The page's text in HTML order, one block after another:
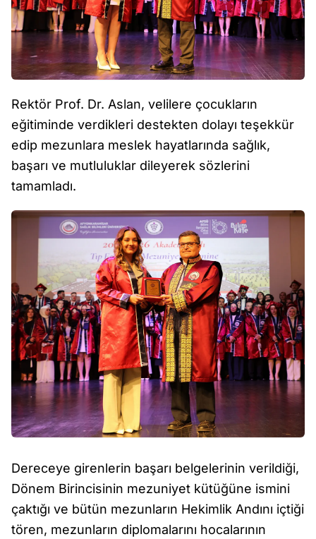
Rektör Prof. Dr. Aslan, velilere çocukların
eğitiminde verdikleri destekten dolayı teşekkür
edip mezunlara meslek hayatlarında sağlık,
başarı ve mutluluklar dileyerek sözlerini
tamamladı.
Dereceye girenlerin başarı belgelerinin verildiği,
Dönem Birincisinin mezuniyet kütüğüne ismini
çaktığı ve bütün mezunların Hekimlik Andını içtiği
tören, mezunların diplomalarını hocalarının